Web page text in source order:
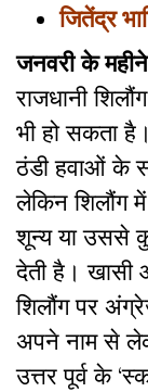
जितेंद्र
जनवरी के महीने
राजधानी
भी हो सकता
ठंडी हवाओं के
लेकिन शिलौंग में
शून्य या उससे
देती है। खासी
शिलौंग पर
अपने नाम से
उत्तर पूर्व के